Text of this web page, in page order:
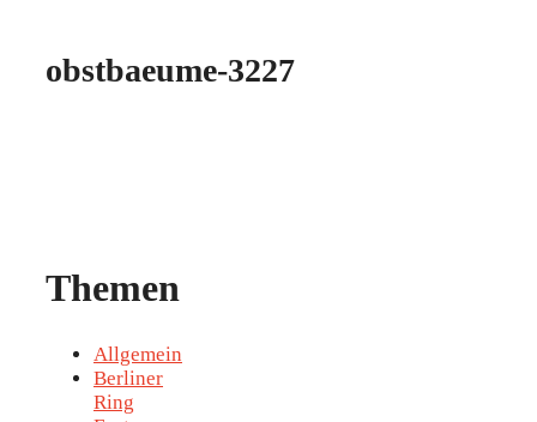
obstbaeume-3227
Themen
Allgemein
Berliner
Ring